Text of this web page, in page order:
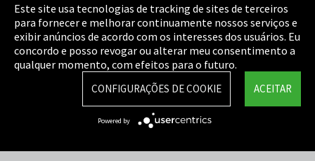
Cookie Settings
Termos e Condições
Mapa do Site
Este site usa tecnologias de tracking de sites de terceiros
para fornecer e melhorar continuamente nossos serviços e
exibir anúncios de acordo com os interesses dos usuários. Eu
concordo e posso revogar ou alterar meu consentimento a
qualquer momento, com efeitos para o futuro.
ACEITAR
CONFIGURAÇÕES DE COOKIE
Powered by